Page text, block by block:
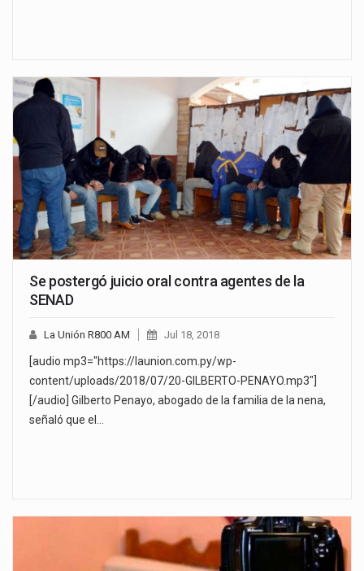
Se postergó juicio oral contra agentes de la
SENAD
La Unión R800 AM Jul 18, 2018
[audio mp3="https://launion.com.py/wp-
content/uploads/2018/07/20-GILBERTO-PENAYO.mp3"]
[/audio] Gilberto Penayo, abogado de la familia de la nena,
señaló que el…